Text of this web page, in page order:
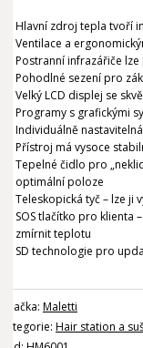
Hlavní zdroj tepla tvoří
Ventilace a
Postranní infrazářiče
Pohodlné sezení pro
Velký LCD displej se
Programy s grafickými
Individuálně
Přístroj má vysoce
Tepelné čidlo pro
optimální poloze
Teleskopická tyč – lze ji
SOS tlačítko pro klienta
zmírnit teplotu
SD technologie pro
Značka: Maletti
Kategorie: Hair station a